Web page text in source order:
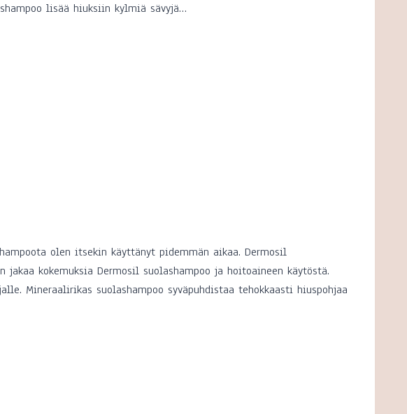
lisää hiuksiin kylmiä sävyjä…
olen itsekin käyttänyt pidemmän aikaa. Dermosil
kokemuksia Dermosil suolashampoo ja hoitoaineen käytöstä.
Mineraalirikas suolashampoo syväpuhdistaa tehokkaasti hiuspohjaa